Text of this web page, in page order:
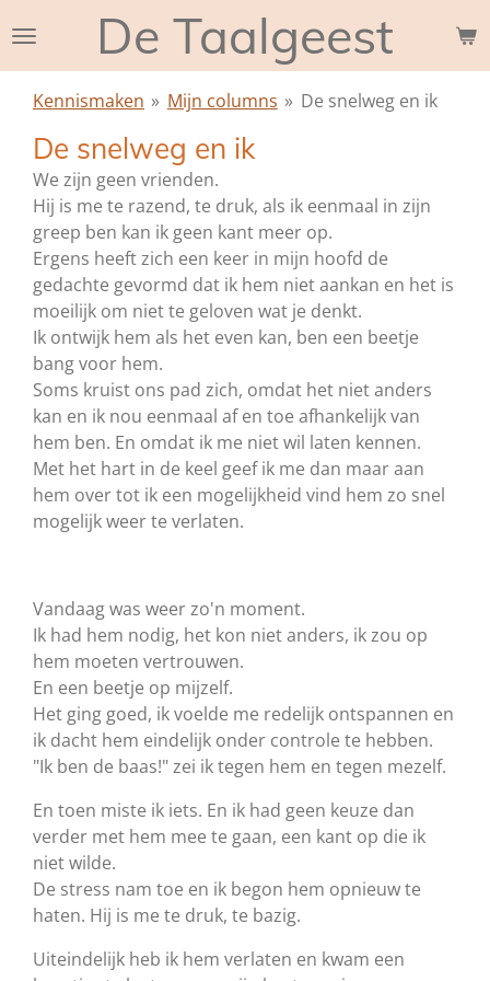
direct
naar
De Taalgeest
Kennismaken » Mijn columns » De snelweg en ik
De snelweg en ik
We zijn geen vrienden.
Hij is me te razend, te druk, als ik eenmaal in zijn
greep ben kan ik geen kant meer op.
Ergens heeft zich een keer in mijn hoofd de
gedachte gevormd dat ik hem niet aankan en het is
moeilijk om niet te geloven wat je denkt.
Ik ontwijk hem als het even kan, ben een beetje
bang voor hem.
Soms kruist ons pad zich, omdat het niet anders
kan en ik nou eenmaal af en toe afhankelijk van
hem ben. En omdat ik me niet wil laten kennen.
Met het hart in de keel geef ik me dan maar aan
hem over tot ik een mogelijkheid vind hem zo snel
mogelijk weer te verlaten.
Vandaag was weer zo'n moment.
Ik had hem nodig, het kon niet anders, ik zou op
hem moeten vertrouwen.
En een beetje op mijzelf.
Het ging goed, ik voelde me redelijk ontspannen en
ik dacht hem eindelijk onder controle te hebben.
"Ik ben de baas!" zei ik tegen hem en tegen mezelf.
En toen miste ik iets. En ik had geen keuze dan
verder met hem mee te gaan, een kant op die ik
niet wilde.
De stress nam toe en ik begon hem opnieuw te
haten. Hij is me te druk, te bazig.
Uiteindelijk heb ik hem verlaten en kwam een